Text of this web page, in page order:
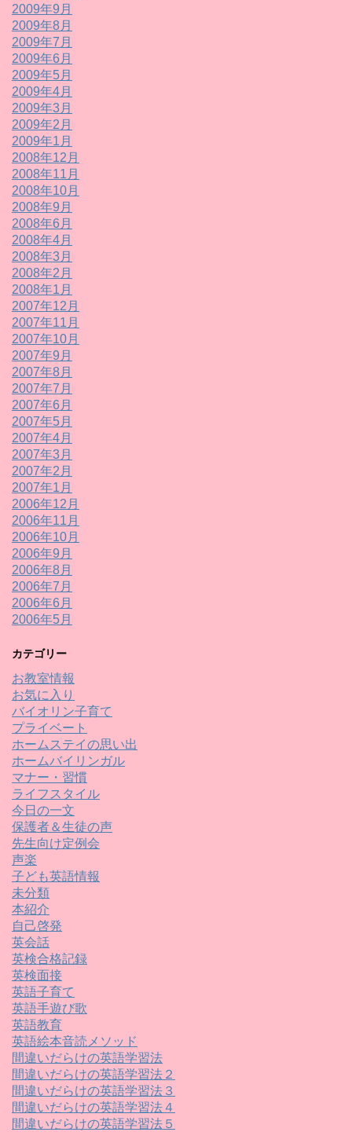
2009年9月
2009年8月
2009年7月
2009年6月
2009年5月
2009年4月
2009年3月
2009年2月
2009年1月
2008年12月
2008年11月
2008年10月
2008年9月
2008年6月
2008年4月
2008年3月
2008年2月
2008年1月
2007年12月
2007年11月
2007年10月
2007年9月
2007年8月
2007年7月
2007年6月
2007年5月
2007年4月
2007年3月
2007年2月
2007年1月
2006年12月
2006年11月
2006年10月
2006年9月
2006年8月
2006年7月
2006年6月
2006年5月
カテゴリー
お教室情報
お気に入り
バイオリン子育て
プライベート
ホームステイの思い出
ホームバイリンガル
マナー・習慣
ライフスタイル
今日の一文
保護者＆生徒の声
先生向け定例会
声楽
子ども英語情報
未分類
本紹介
自己啓発
英会話
英検合格記録
英検面接
英語子育て
英語手遊び歌
英語教育
英語絵本音読メソッド
間違いだらけの英語学習法
間違いだらけの英語学習法２
間違いだらけの英語学習法３
間違いだらけの英語学習法４
間違いだらけの英語学習法５